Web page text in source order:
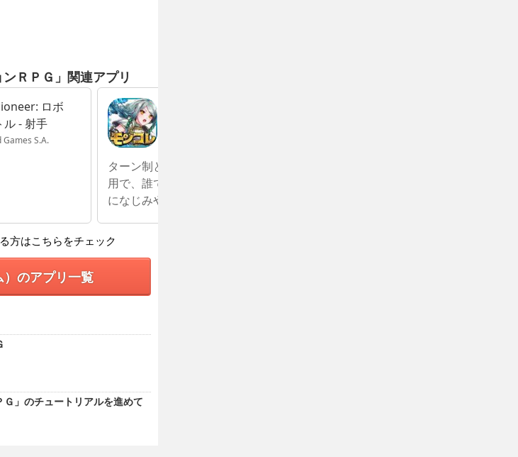
ＲＰＧ」関連アプリ
ロボ
ル - 射手
Games S.A.
ターン制とコマンド式バトルの採
用で、誰でもわかりやすくゲーム
になじみやすい
方はこちらをチェック
のアプリ一覧
Ｇ」のチュートリアルを進めて